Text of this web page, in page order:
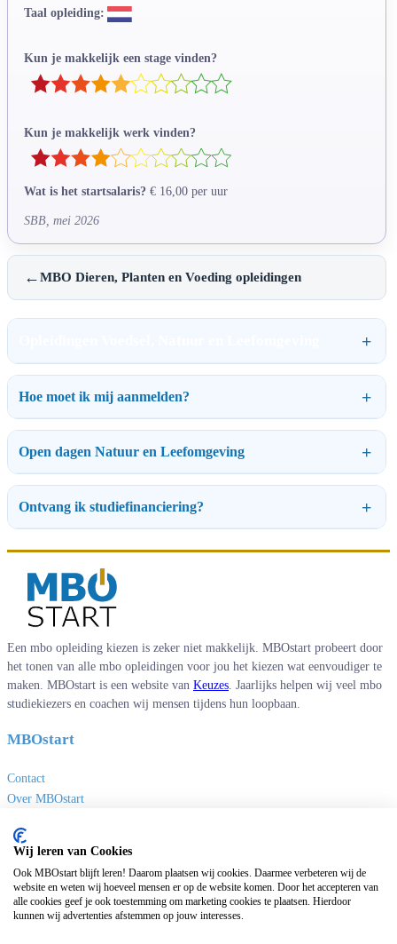
Taal opleiding:
Kun je makkelijk een stage vinden?
Kun je makkelijk werk vinden?
Wat is het startsalaris? € 16,00 per uur
SBB, mei 2026
←MBO Dieren, Planten en Voeding opleidingen
Hoe moet ik mij aanmelden?
Open dagen Natuur en Leefomgeving
Ontvang ik studiefinanciering?
Een mbo opleiding kiezen is zeker niet makkelijk. MBOstart probeert door
het tonen van alle mbo opleidingen voor jou het kiezen wat eenvoudiger te
maken. MBOstart is een website van Keuzes . Jaarlijks helpen wij veel mbo
studiekiezers en coachen wij mensen tijdens hun loopbaan.
MBOstart
Contact
Over MBOstart
Disclaimer en privacy
MBO links
Sites van Keuzes
Wij leren van Cookies
Ook MBOstart blijft leren! Daarom plaatsen wij cookies. Daarmee verbeteren wij de
website en weten wij hoeveel mensen er op de website komen. Door het accepteren van
alle cookies geef je ook toestemming om marketing cookies te plaatsen. Hierdoor
kunnen wij advertenties afstemmen op jouw interesses.